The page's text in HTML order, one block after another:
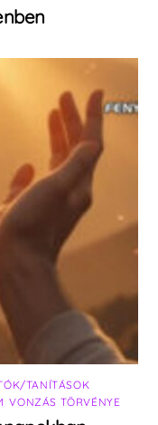
TANÍTÁSOK
,VONZÁS TÖRVÉNYE